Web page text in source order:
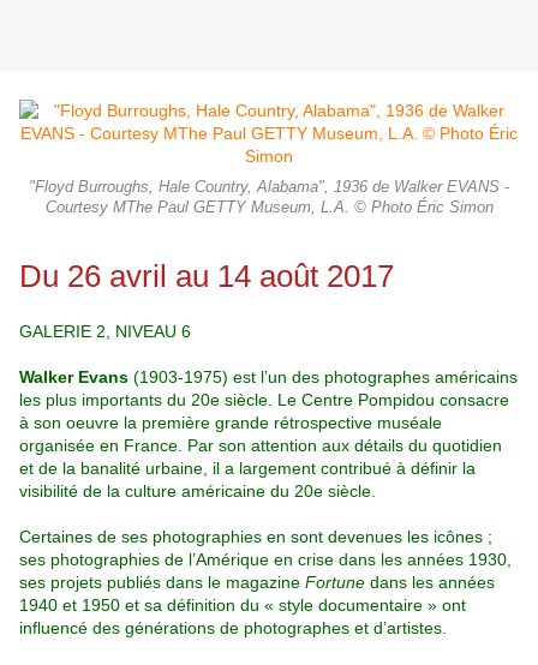
"Floyd Burroughs, Hale Country, Alabama", 1936 de Walker EVANS -
Courtesy MThe Paul GETTY Museum, L.A. © Photo Éric Simon
Du 26 avril au 14 août 2017
GALERIE 2, NIVEAU 6
Walker Evans (1903-1975) est l’un des photographes américains
les plus importants du 20e siècle. Le Centre Pompidou consacre
à son oeuvre la première grande rétrospective muséale
organisée en France. Par son attention aux détails du quotidien
et de la banalité urbaine, il a largement contribué à définir la
visibilité de la culture américaine du 20e siècle.
Certaines de ses photographies en sont devenues les icônes ;
ses photographies de l’Amérique en crise dans les années 1930,
ses projets publiés dans le magazine Fortune dans les années
1940 et 1950 et sa définition du « style documentaire » ont
influencé des générations de photographes et d’artistes.